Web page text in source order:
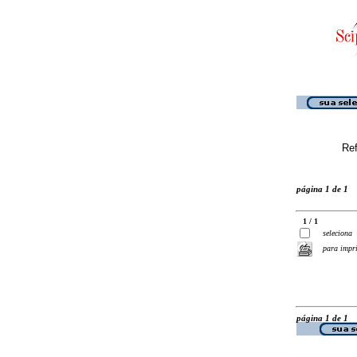
página 1 de 1
1 / 1
seleciona
para
página 1 de 1